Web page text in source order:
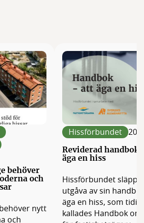
behöver
och
nytt
och
Hissförbundet
Reviderad handbok
äga en hiss
Hissförbundet
utgåva av sin
äga en hiss, som
kallades Handbok om